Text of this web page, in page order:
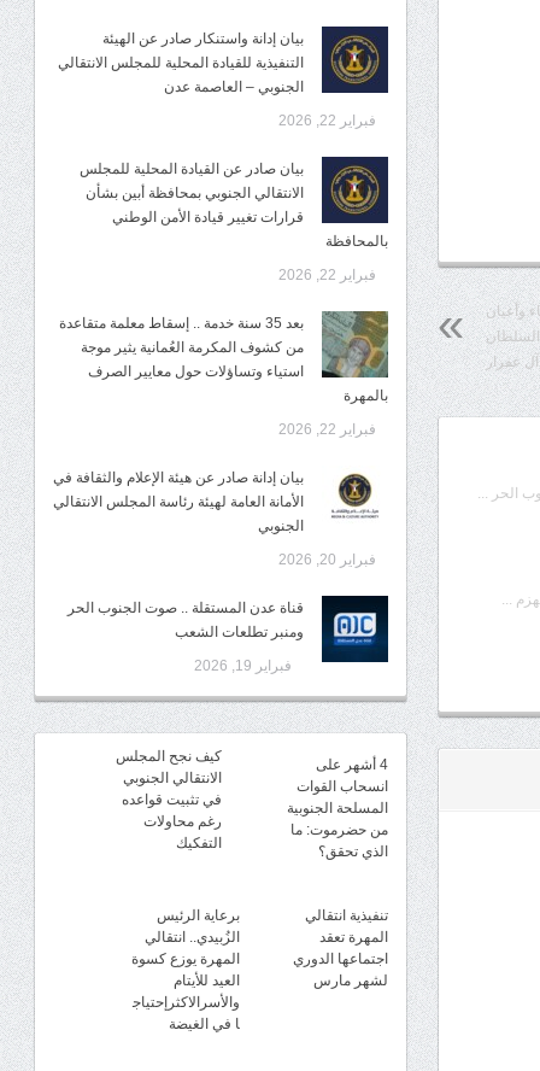
وأعيان
آل عفرار
الحر ...
...
بيان إدانة واستنكار صادر عن الهيئة
التنفيذية للقيادة المحلية للمجلس الانتقالي
الجنوبي – العاصمة عدن
فبراير 22, 2026
بيان صادر عن القيادة المحلية للمجلس
الانتقالي الجنوبي بمحافظة أبين بشأن
قرارات تغيير قيادة الأمن الوطني
بالمحافظة
فبراير 22, 2026
بعد 35 سنة خدمة .. إسقاط معلمة متقاعدة
من كشوف المكرمة العُمانية يثير موجة
استياء وتساؤلات حول معايير الصرف
بالمهرة
فبراير 22, 2026
بيان إدانة صادر عن هيئة الإعلام والثقافة في
الأمانة العامة لهيئة رئاسة المجلس الانتقالي
الجنوبي
فبراير 20, 2026
قناة عدن المستقلة .. صوت الجنوب الحر
ومنبر تطلعات الشعب
فبراير 19, 2026
4 أشهر على
انسحاب القوات
المسلحة الجنوبية
من حضرموت: ما
الذي تحقق؟
كيف نجح المجلس
الانتقالي الجنوبي
في تثبيت قواعده
رغم محاولات
التفكيك
تنفيذية انتقالي
المهرة تعقد
اجتماعها الدوري
لشهر مارس
برعاية الرئيس
الزُبيدي.. انتقالي
المهرة يوزع كسوة
العيد للأيتام
والأسرالاكثرإحتياج
ا في الغيضة